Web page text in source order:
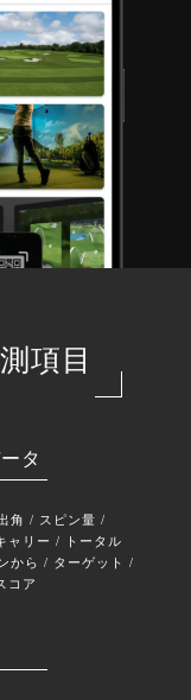
項目
タ
角 / スピン量 /
ャリー / トータル
から / ターゲット /
コア